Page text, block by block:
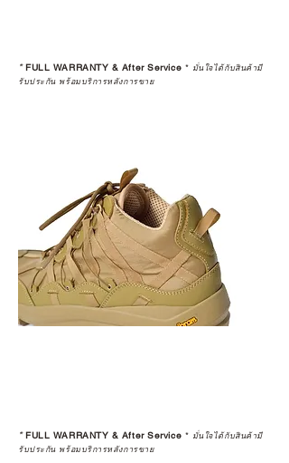
*FULL WARRANTY & After Service * มั่นใจได้กับสินค้ามี
รับประกัน พร้อมบริการหลังการขาย
*FULL WARRANTY & After Service * มั่นใจได้กับสินค้ามี
รับประกัน พร้อมบริการหลังการขาย